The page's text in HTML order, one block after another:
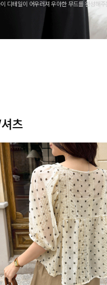
디테일이 어우러져 우아한 무드를 완성해
부터 출근룩, 하객룩까지 세련된 스타일링
츠